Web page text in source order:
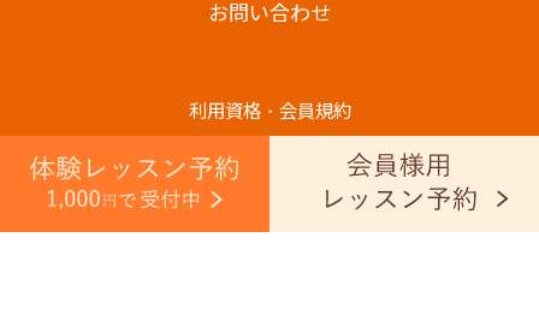
お問い合わせ
利用資格・会員規約
プライバシーポリシー
Copyright@2024- BODY SHIFT All Rights Reserved.